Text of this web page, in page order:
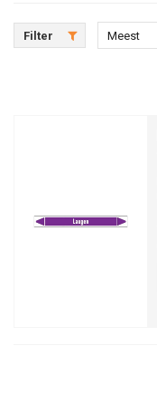
Filter
Meest